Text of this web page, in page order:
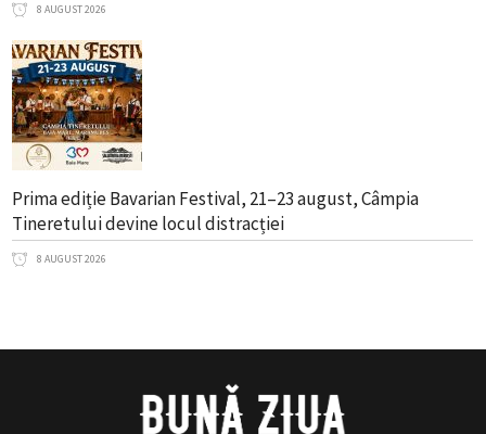
8 AUGUST 2026
Prima ediție Bavarian Festival, 21–23 august, Câmpia
Tineretului devine locul distracției
8 AUGUST 2026